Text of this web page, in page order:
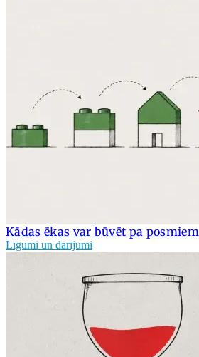
Kādas ēkas var būvēt pa posmiem
Līgumi un darījumi